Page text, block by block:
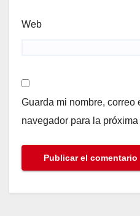
Web
Guarda mi nombre, correo
navegador para la